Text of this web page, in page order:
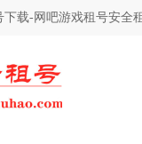
载-网吧游戏租号安全